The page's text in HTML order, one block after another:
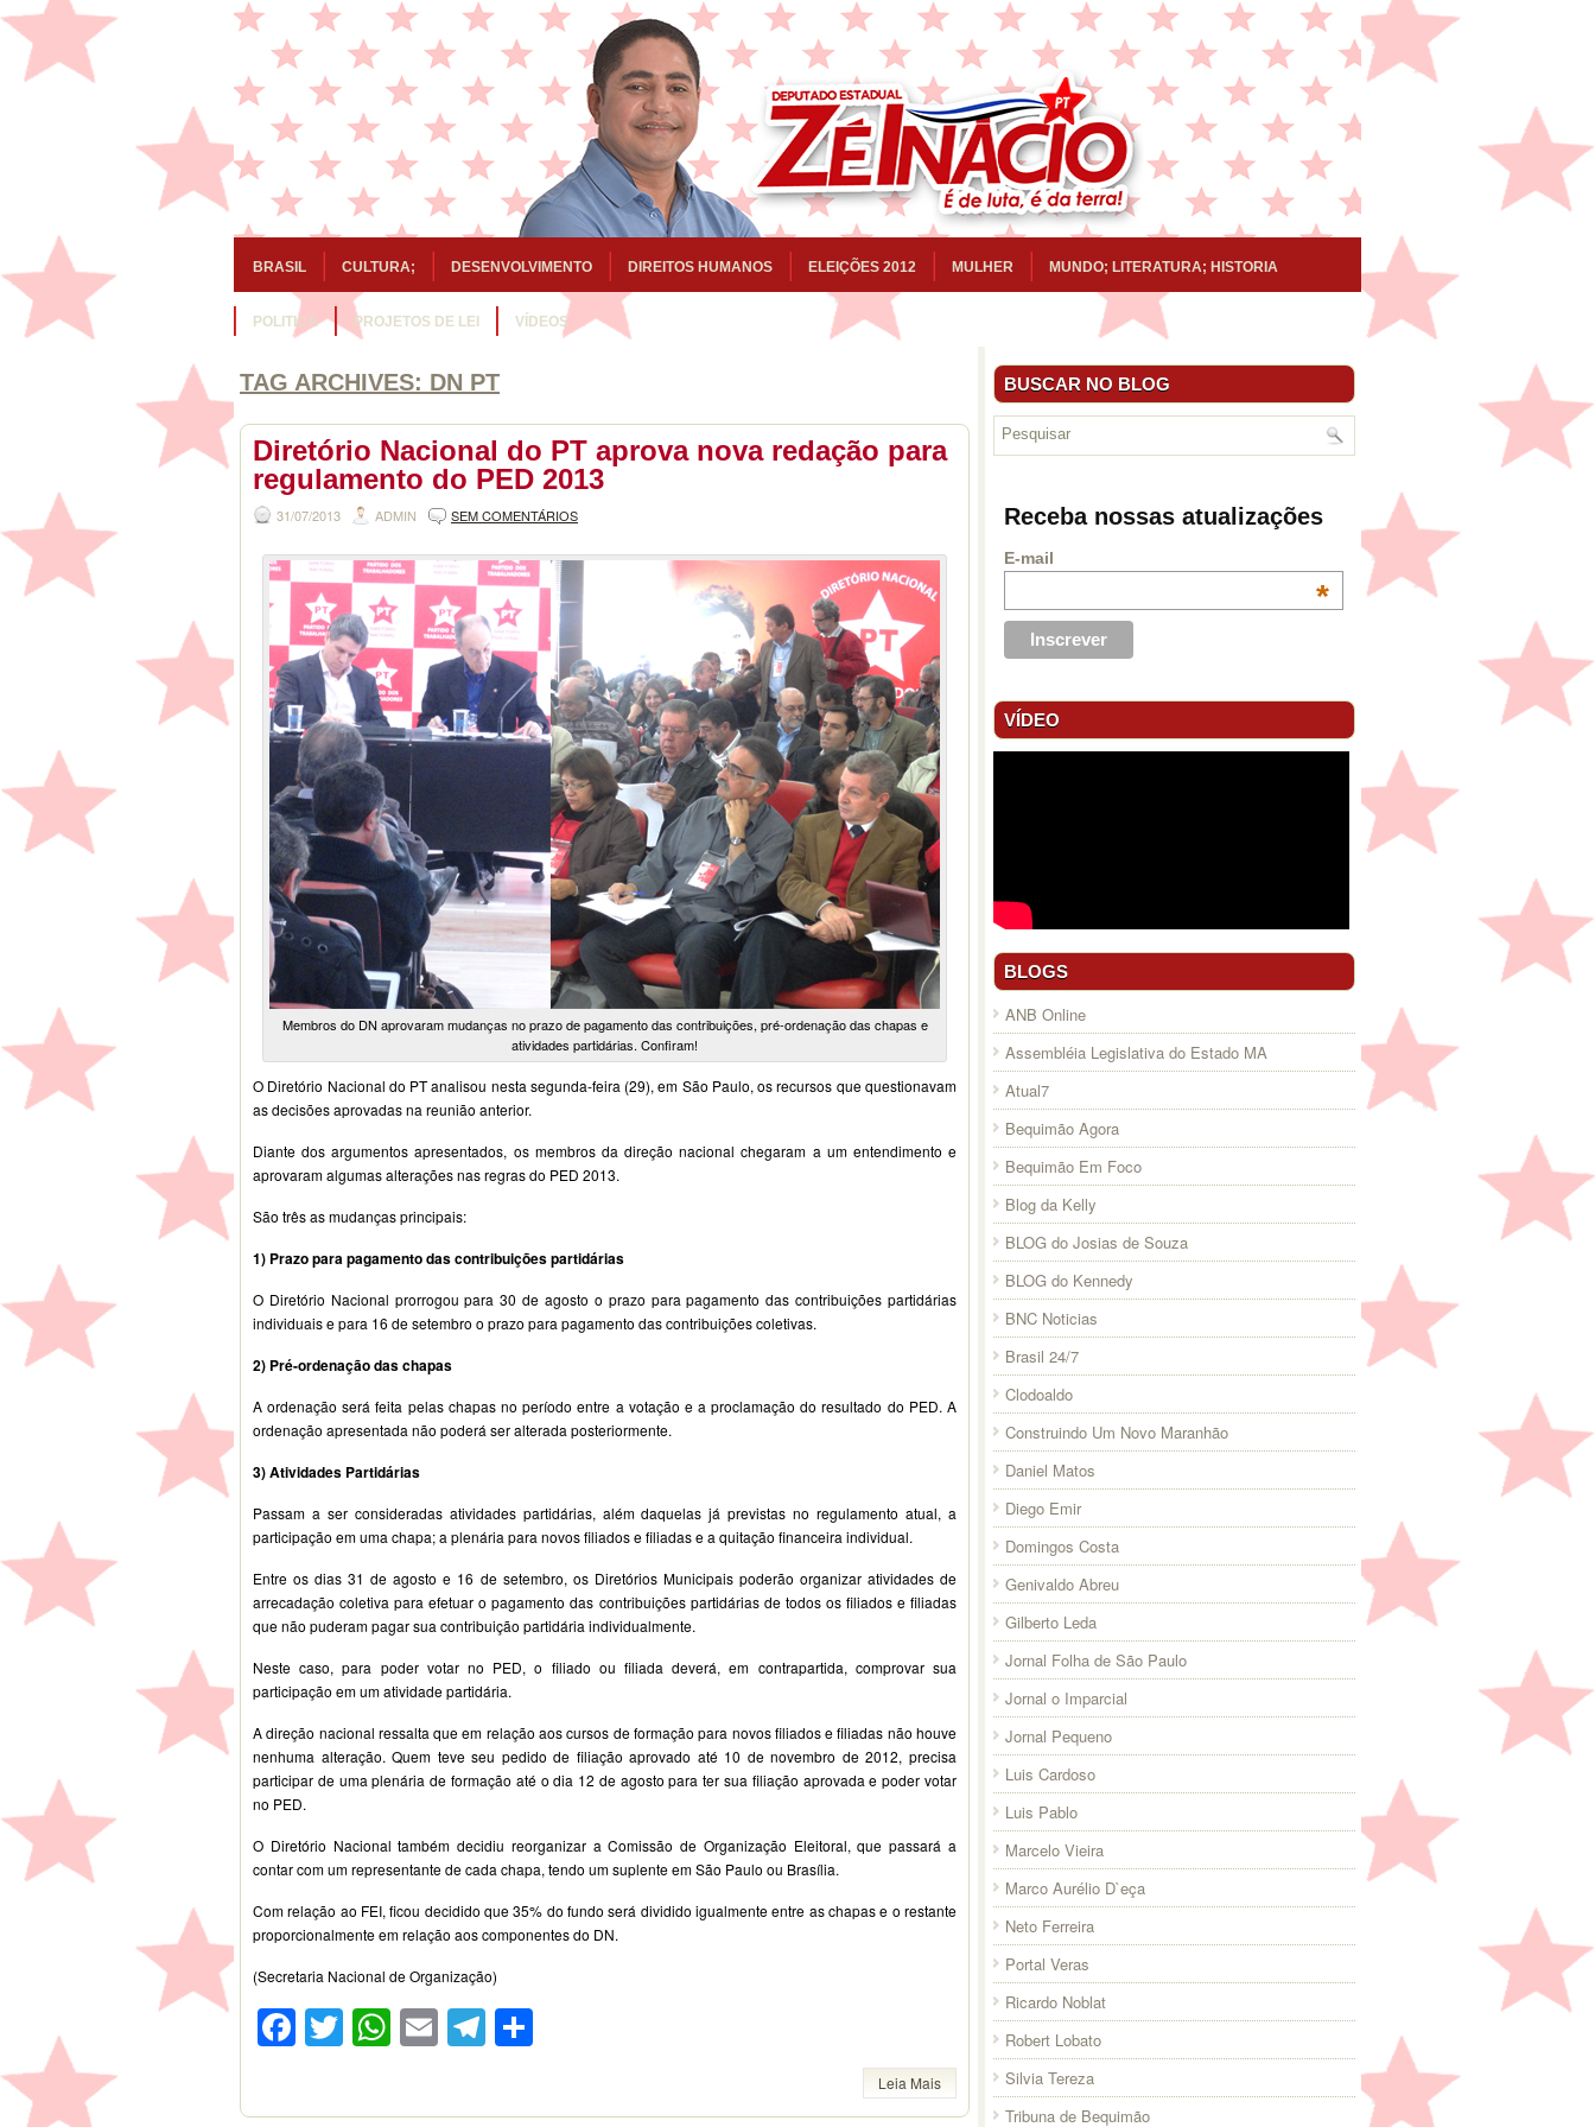
BRASIL CULTURA; DESENVOLVIMENTO DIREITOS HUMANOS ELEIÇÕES 2012 MULHER MUNDO; LITERATURA; HISTORIA
POLITICA PROJETOS DE LEI VÍDEOS
TAG ARCHIVES: DN PT
Diretório Nacional do PT aprova nova redação para
regulamento do PED 2013
31/07/2013 ADMIN SEM COMENTÁRIOS
Membros do DN aprovaram mudanças no prazo de pagamento das contribuições, pré-ordenação das chapas e
atividades partidárias. Confiram!
O Diretório Nacional do PT analisou nesta segunda-feira (29), em São Paulo, os recursos que questionavam
as decisões aprovadas na reunião anterior.
Diante dos argumentos apresentados, os membros da direção nacional chegaram a um entendimento e
aprovaram algumas alterações nas regras do PED 2013.
São três as mudanças principais:
1) Prazo para pagamento das contribuições partidárias
O Diretório Nacional prorrogou para 30 de agosto o prazo para pagamento das contribuições partidárias
individuais e para 16 de setembro o prazo para pagamento das contribuições coletivas.
2) Pré-ordenação das chapas
A ordenação será feita pelas chapas no período entre a votação e a proclamação do resultado do PED. A
ordenação apresentada não poderá ser alterada posteriormente.
3) Atividades Partidárias
Passam a ser consideradas atividades partidárias, além daquelas já previstas no regulamento atual, a
participação em uma chapa; a plenária para novos filiados e filiadas e a quitação financeira individual.
Entre os dias 31 de agosto e 16 de setembro, os Diretórios Municipais poderão organizar atividades de
arrecadação coletiva para efetuar o pagamento das contribuições partidárias de todos os filiados e filiadas
que não puderam pagar sua contribuição partidária individualmente.
Neste caso, para poder votar no PED, o filiado ou filiada deverá, em contrapartida, comprovar sua
participação em um atividade partidária.
A direção nacional ressalta que em relação aos cursos de formação para novos filiados e filiadas não houve
nenhuma alteração. Quem teve seu pedido de filiação aprovado até 10 de novembro de 2012, precisa
participar de uma plenária de formação até o dia 12 de agosto para ter sua filiação aprovada e poder votar
no PED.
O Diretório Nacional também decidiu reorganizar a Comissão de Organização Eleitoral, que passará a
contar com um representante de cada chapa, tendo um suplente em São Paulo ou Brasília.
Com relação ao FEI, ficou decidido que 35% do fundo será dividido igualmente entre as chapas e o restante
proporcionalmente em relação aos componentes do DN.
(Secretaria Nacional de Organização)
Facebook
Twitter
WhatsApp
EmailTelegram
Leia Mais
BUSCAR NO BLOG
Receba nossas atualizações
E-mail
*
VÍDEO
BLOGS
ANB Online
Assembléia Legislativa do Estado MA
Atual7
Bequimão Agora
Bequimão Em Foco
Blog da Kelly
BLOG do Josias de Souza
BLOG do Kennedy
BNC Noticias
Brasil 24/7
Clodoaldo
Construindo Um Novo Maranhão
Daniel Matos
Diego Emir
Domingos Costa
Genivaldo Abreu
Gilberto Leda
Jornal Folha de São Paulo
Jornal o Imparcial
Jornal Pequeno
Luis Cardoso
Luis Pablo
Marcelo Vieira
Marco Aurélio D`eça
Neto Ferreira
Portal Veras
Ricardo Noblat
Robert Lobato
Silvia Tereza
Tribuna de Bequimão